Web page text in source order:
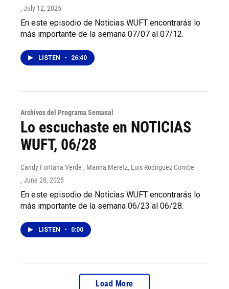
, July 12, 2025
En este episodio de Noticias WUFT encontrarás lo
más importante de la semana 07/07 al 07/12.
LISTEN • 26:40
Archivos del Programa Semanal
Lo escuchaste en NOTICIAS
WUFT, 06/28
Candy Fontana Verde , Marina Meretz, Luis Rodriguez Combe
, June 28, 2025
En este episodio de Noticias WUFT encontrarás lo
más importante de la semana 06/23 al 06/28.
LISTEN • 0:00
Load More